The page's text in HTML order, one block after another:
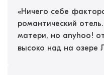
«Ничего себе
романтический
матери, но anyhoo!
высоко над на озере